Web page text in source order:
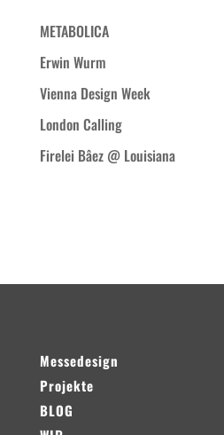
METABOLICA
Erwin Wurm
Vienna Design Week
London Calling
Firelei Bâez @ Louisiana
Messedesign
Projekte
BLOG